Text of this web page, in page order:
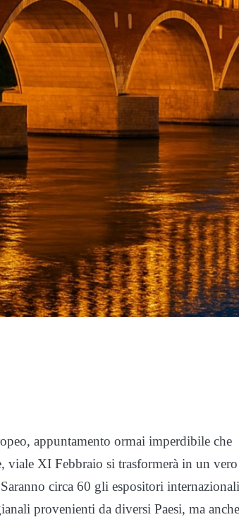
appuntamento ormai imperdibile che
viale XI Febbraio si trasformerà in un vero
circa 60 gli espositori internazionali
provenienti da diversi Paesi, ma anche